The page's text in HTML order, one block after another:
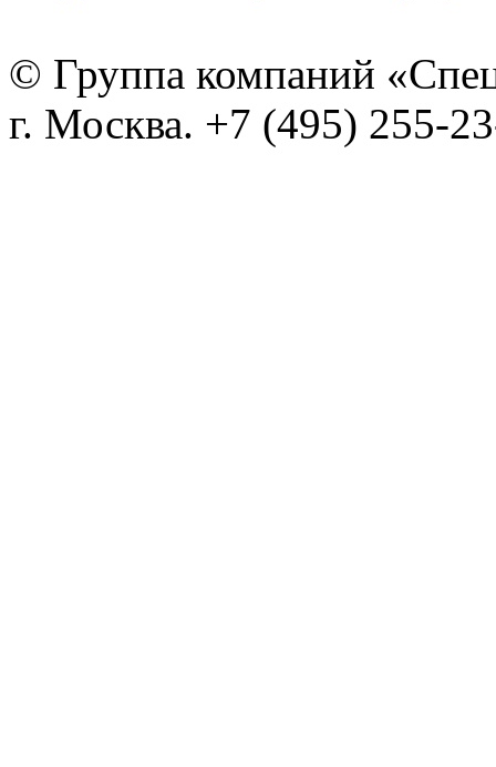
© Группа компаний
г. Москва. +7 (495) 255-